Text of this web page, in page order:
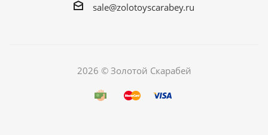
sale@zolotoyscarabey.ru
2026 © Золотой Скарабей